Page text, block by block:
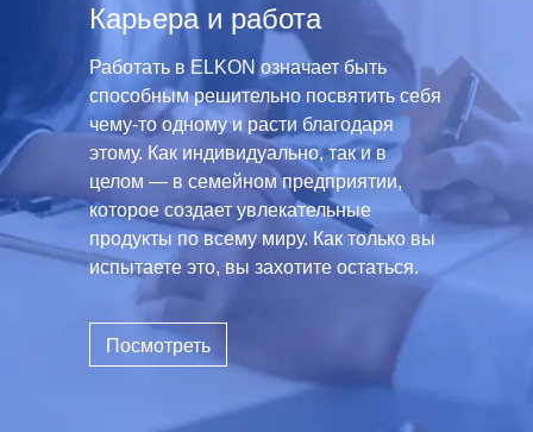
Карьера и работа
Работать в ELKON означает быть
способным решительно посвятить себя
чему-то одному и расти благодаря
этому. Как индивидуально, так и в
целом — в семейном предприятии,
которое создает увлекательные
продукты по всему миру. Как только вы
испытаете это, вы захотите остаться.
Посмотреть